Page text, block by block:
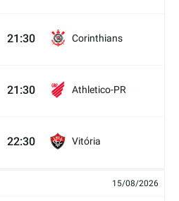
21:30 Corinthians
21:30 Athletico-PR
22:30 Vitória
15/08/2026